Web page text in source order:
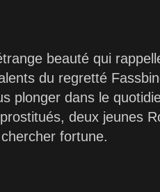
beauté qui
du regretté
plonger dans le
deux jeunes
fortune.